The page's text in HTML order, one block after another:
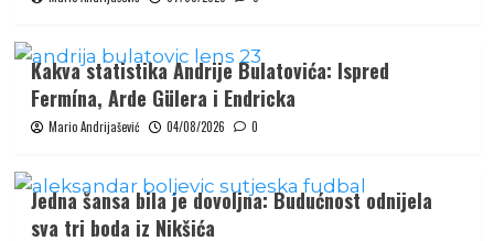
Kakva statistika Andrije Bulatovića: Ispred
Fermína, Arde Gülera i Endricka
Mario Andrijašević 04/08/2026 0
Jedna šansa bila je dovoljna: Budućnost odnijela
sva tri boda iz Nikšića